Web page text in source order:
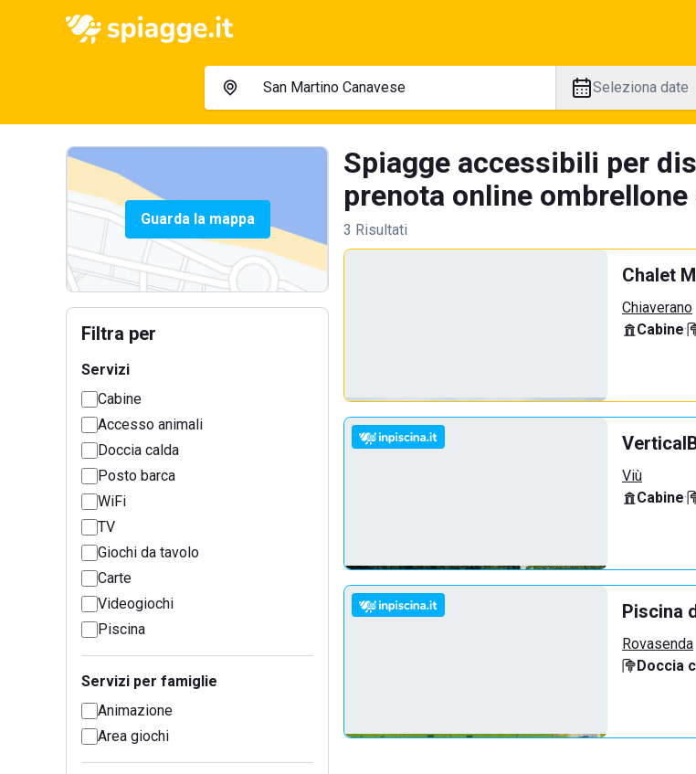
Seleziona date
Guarda la mappa
Filtra per
Servizi
Cabine
Accesso animali
Doccia calda
Posto barca
WiFi
TV
Giochi da tavolo
Carte
Videogiochi
Piscina
Servizi per famiglie
Animazione
Area giochi
Spiagge accessibili per
prenota online
3 Risultati
Chalet
Chiaverano
Cabine·
Viù
Cabine·
Piscina
Rovasenda
Doccia